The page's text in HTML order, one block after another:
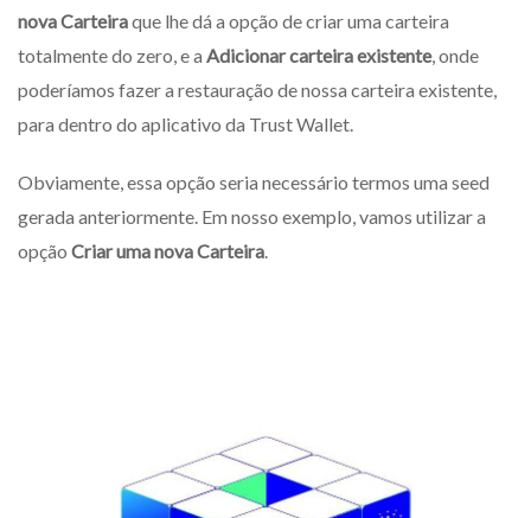
nova Carteiraque lhe dá a opção de criar uma carteira
totalmente do zero, e a Adicionar carteira existente, onde
poderíamos fazer a restauração de nossa carteira existente,
para dentro do aplicativo da Trust Wallet.
Obviamente, essa opção seria necessário termos uma seed
gerada anteriormente. Em nosso exemplo, vamos utilizar a
opção Criar uma nova Carteira.